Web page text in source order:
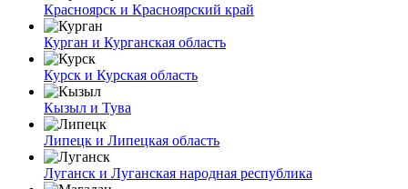
Красноярск и Красноярский край
Курган и Курганская область
Курск и Курская область
Кызыл и Тува
Липецк и Липецкая область
Луганск и Луганская народная республика